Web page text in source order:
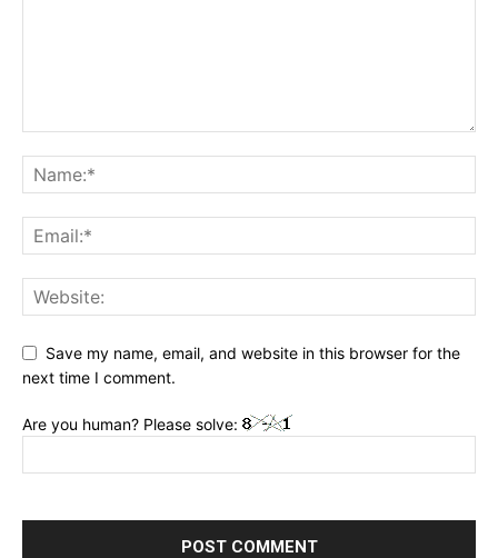
Save my name, email, and website in this browser for the
next time I comment.
Are you human? Please solve: